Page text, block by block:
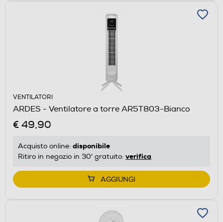
VENTILATORI
ARDES - Ventilatore a torre AR5T803-Bianco
€ 49,90
Acquisto online: disponibile
Ritiro in negozio in 30' gratuito: verifica
AGGIUNGI